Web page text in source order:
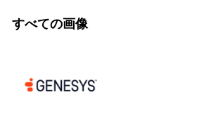
すべての画像